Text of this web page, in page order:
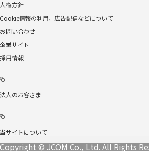
人権方針
Cookie情報の利用、広告配信などについて
お問い合わせ
企業サイト
採用情報
法人のお客さま
当サイトについて
Copyright © JCOM Co., Ltd. All Rights